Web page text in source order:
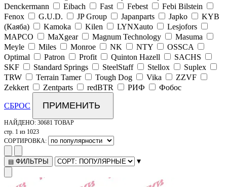
Denckermann
Eibach Fast Febest
Febi Bilstein
Fenox
G.U.D. JP Group Japanparts Japko
KYB
(Каяба)
Kamoka Kilen LYNXauto
Lesjofors
MAPCO
MaXgear Magnum Technology
Masuma
Meyle
Miles Monroe NK NTY
OSSCA
Optimal
Patron Profit Quinton Hazell
SACHS
SKF
Standard Springs SteelStaff Stellox
Suplex
TRW
Terrain Tamer Tough Dog Vika
ZZVF
Zekkert
Zentparts redBTR РИФ Фобос
СБРОС ПРИМЕНИТЬ
НАЙДЕНО: 30681 ТОВАР
стр. 1 из 1023
СОРТИРОВКА:
▤ ФИЛЬТРЫ ▾